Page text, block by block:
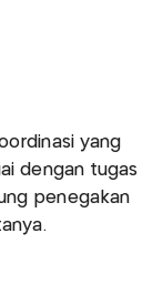
yang
dengan tugas
penegakan